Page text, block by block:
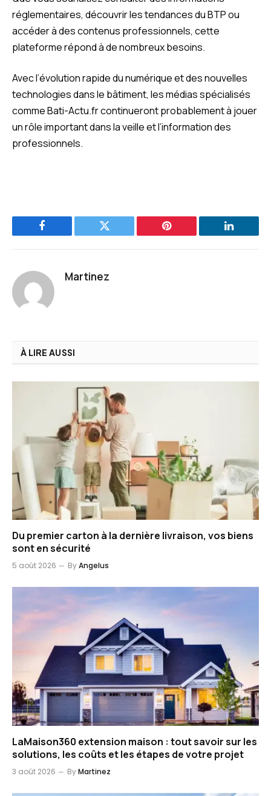
réglementaires, découvrir les tendances du BTP ou
accéder à des contenus professionnels, cette
plateforme répond à de nombreux besoins.
Avec l’évolution rapide du numérique et des nouvelles
technologies dans le bâtiment, les médias spécialisés
comme Bati-Actu.fr continueront probablement à jouer
un rôle important dans la veille et l’information des
professionnels.
Facebook Twitter Pinterest LinkedIn
Martinez
À LIRE AUSSI
Du premier carton à la dernière livraison, vos biens
sont en sécurité
5 août 2026 ByAngelus
LaMaison360 extension maison : tout savoir sur les
solutions, les coûts et les étapes de votre projet
3 août 2026 ByMartinez